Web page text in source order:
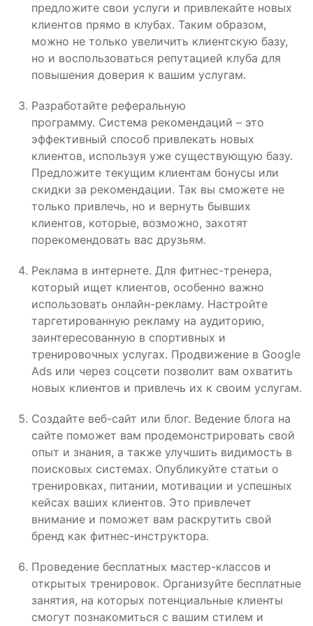
предложите свои услуги и привлекайте новых
клиентов прямо в клубах. Таким образом,
можно не только увеличить клиентскую базу,
но и воспользоваться репутацией клуба для
повышения доверия к вашим услугам.
Разработайте реферальную
программу. Система рекомендаций – это
эффективный способ привлекать новых
клиентов, используя уже существующую базу.
Предложите текущим клиентам бонусы или
скидки за рекомендации. Так вы сможете не
только привлечь, но и вернуть бывших
клиентов, которые, возможно, захотят
порекомендовать вас друзьям.
Реклама в интернете. Для фитнес-тренера,
который ищет клиентов, особенно важно
использовать онлайн-рекламу. Настройте
таргетированную рекламу на аудиторию,
заинтересованную в спортивных и
тренировочных услугах. Продвижение в Google
Ads или через соцсети позволит вам охватить
новых клиентов и привлечь их к своим услугам.
Создайте веб-сайт или блог. Ведение блога на
сайте поможет вам продемонстрировать свой
опыт и знания, а также улучшить видимость в
поисковых системах. Опубликуйте статьи о
тренировках, питании, мотивации и успешных
кейсах ваших клиентов. Это привлечет
внимание и поможет вам раскрутить свой
бренд как фитнес-инструктора.
Проведение бесплатных мастер-классов и
открытых тренировок. Организуйте бесплатные
занятия, на которых потенциальные клиенты
смогут познакомиться с вашим стилем и